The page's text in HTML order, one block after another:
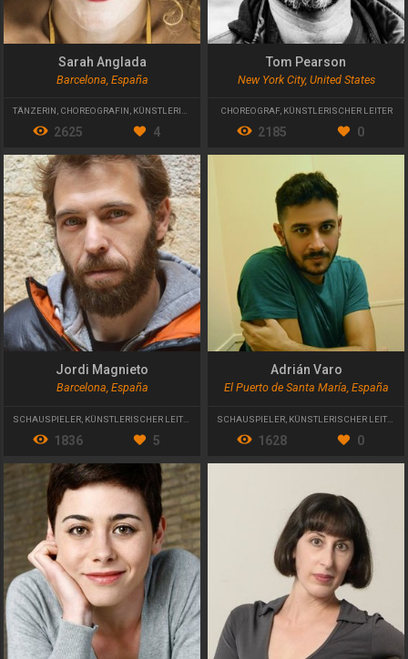
Sarah Anglada
Barcelona, España
TÄNZERIN , CHOREOGRAFIN , KÜNSTLERISCHE LEITERIN
2625 4
Tom Pearson
New York City, United States
CHOREOGRAF, KÜNSTLERISCHER LEITER
2185 0
Jordi Magnieto
Barcelona, España
SCHAUSPIELER KÜNSTLERISCHER LEITER
1836 5
Adrián Varo
El Puerto de Santa María, España
SCHAUSPIELER KÜNSTLERISCHER LEITER
1628 0